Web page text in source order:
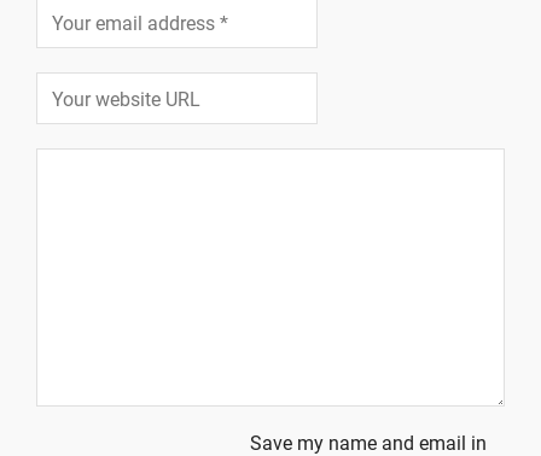
Save my name and email in